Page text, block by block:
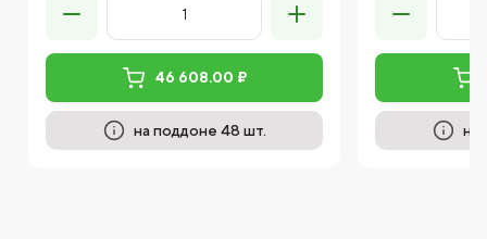
46 608.00 ₽
на поддоне 48 шт. на